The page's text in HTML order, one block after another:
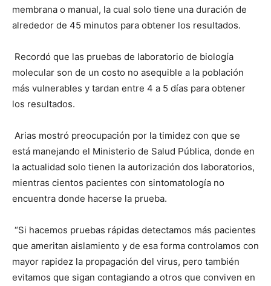
membrana o manual, la cual solo tiene una duración de
alrededor de 45 minutos para obtener los resultados.
Recordó que las pruebas de laboratorio de biología
molecular son de un costo no asequible a la población
más vulnerables y tardan entre 4 a 5 días para obtener
los resultados.
Arias mostró preocupación por la timidez con que se
está manejando el Ministerio de Salud Pública, donde en
la actualidad solo tienen la autorización dos laboratorios,
mientras cientos pacientes con sintomatología no
encuentra donde hacerse la prueba.
“Si hacemos pruebas rápidas detectamos más pacientes
que ameritan aislamiento y de esa forma controlamos con
mayor rapidez la propagación del virus, pero también
evitamos que sigan contagiando a otros que conviven en